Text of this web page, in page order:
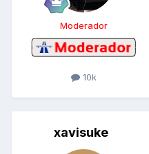
Moderador
10k
xavisuke